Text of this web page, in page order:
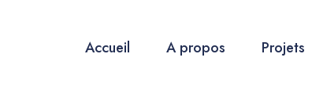
Accueil A propos Projets